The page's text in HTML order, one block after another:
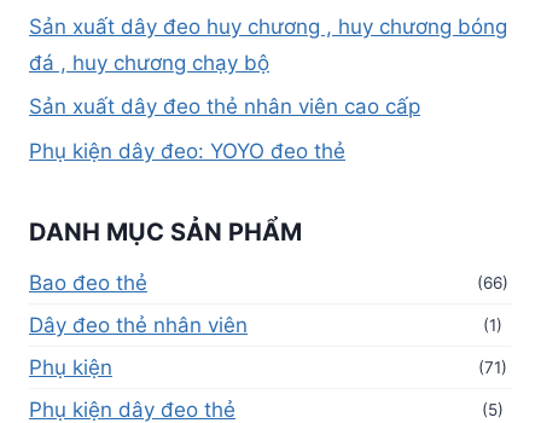
Sản xuất dây đeo huy chương , huy chương bóng
đá , huy chương chạy bộ
Sản xuất dây đeo thẻ nhân viên cao cấp
Phụ kiện dây đeo: YOYO đeo thẻ
DANH MỤC SẢN PHẨM
Bao đeo thẻ (66)
Dây đeo thẻ nhân viên (1)
Phụ kiện (71)
Phụ kiện dây đeo thẻ (5)